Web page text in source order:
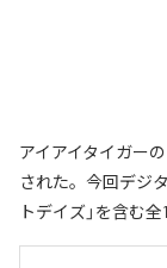
アイアイタイガー
された。今回デジ
トデイズ」を含む全